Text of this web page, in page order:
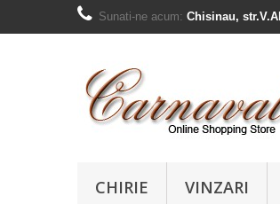
Sunati-ne acum: Chisinau,
CHIRIE VINZARI